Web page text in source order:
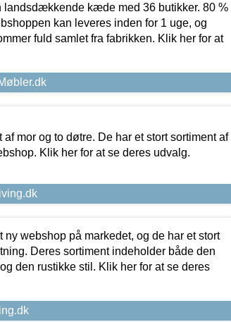
landsdækkende kæde med 36 butikker. 80 %
kan leveres inden for 1 uge, og
fuld samlet fra fabrikken. Klik her for at
mor og to døtre. De har et stort sortiment af
Klik her for at se deres udvalg.
ny webshop på markedet, og de har et stort
Deres sortiment indeholder både den
den rustikke stil. Klik her for at se deres